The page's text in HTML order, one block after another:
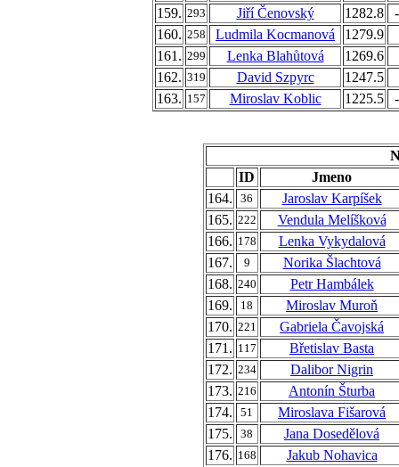
159. 293 Jiří Čenovský 1282.8
160. 258 Ludmila Kocmanová
1279.9
161. 299 Lenka Blahůtová
1269.6
162. 319 David Szpyrc
1247.5
163. 157 Miroslav Koblic 1225.5
ID
Jmeno
164.
36
Jaroslav Karpíšek
165. 222
Vendula Melíšková
166. 178
Lenka Vykydalová
167.
9
Norika Šlachtová
168. 240
Petr Hambálek
169.
18
Miroslav Muroň
170. 221
Gabriela Čavojská
171. 117
Břetislav Basta
172. 234
Dalibor Nigrin
173. 216
Antonín Šturba
174.
51
Miroslava Fišarová
175.
38
Jana Dosedělová
176. 168
Jakub Nohavica